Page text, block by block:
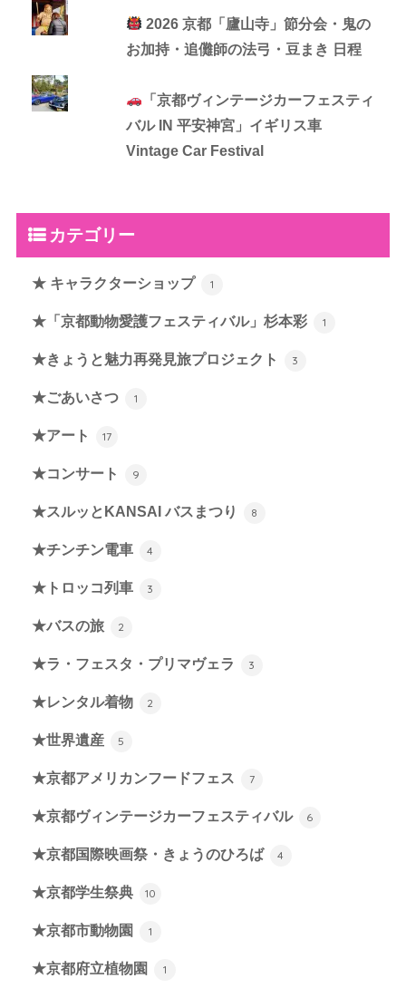
2026 京都「廬山寺」節分会・鬼の
お加持・追儺師の法弓・豆まき 日程
「京都ヴィンテージカーフェスティ
バル IN 平安神宮」イギリス車
Vintage Car Festival
カテゴリー
★ キャラクターショップ 1
★「京都動物愛護フェスティバル」杉本彩 1
★きょうと魅力再発見旅プロジェクト 3
★ごあいさつ 1
★アート 17
★コンサート 9
★スルッとKANSAI バスまつり 8
★チンチン電車 4
★トロッコ列車 3
★バスの旅 2
★ラ・フェスタ・プリマヴェラ 3
★レンタル着物 2
★世界遺産 5
★京都アメリカンフードフェス 7
★京都ヴィンテージカーフェスティバル 6
★京都国際映画祭・きょうのひろば 4
★京都学生祭典 10
★京都市動物園 1
★京都府立植物園 1